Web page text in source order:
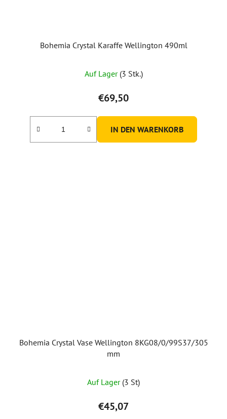
Bohemia Crystal Karaffe Wellington 490ml
Auf Lager (3 Stk.)
€69,50
IN DEN WARENKORB
Bohemia Crystal Vase Wellington 8KG08/0/99S37/305
mm
Auf Lager (3 St)
€45,07